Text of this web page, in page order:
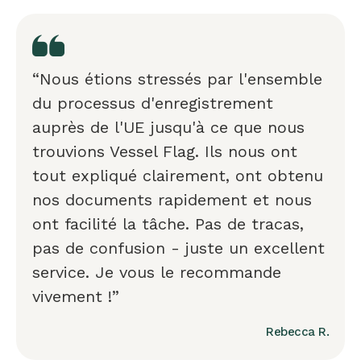
“Nous étions stressés par l'ensemble
du processus d'enregistrement
auprès de l'UE jusqu'à ce que nous
trouvions Vessel Flag. Ils nous ont
tout expliqué clairement, ont obtenu
nos documents rapidement et nous
ont facilité la tâche. Pas de tracas,
pas de confusion - juste un excellent
service. Je vous le recommande
vivement !”
Rebecca R.